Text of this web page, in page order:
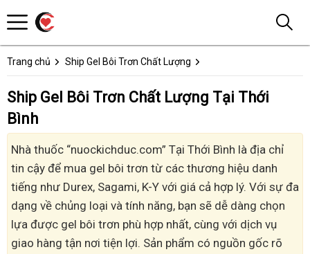
Trang chủ Ship Gel Bôi Trơn Chất Lượng
Ship Gel Bôi Trơn Chất Lượng Tại Thới
Bình
Nhà thuốc “nuockichduc.com” Tại Thới Bình là địa chỉ
tin cậy để mua gel bôi trơn từ các thương hiệu danh
tiếng như Durex, Sagami, K-Y với giá cả hợp lý. Với sự đa
dạng về chủng loại và tính năng, bạn sẽ dễ dàng chọn
lựa được gel bôi trơn phù hợp nhất, cùng với dịch vụ
giao hàng tận nơi tiện lợi. Sản phẩm có nguồn gốc rõ